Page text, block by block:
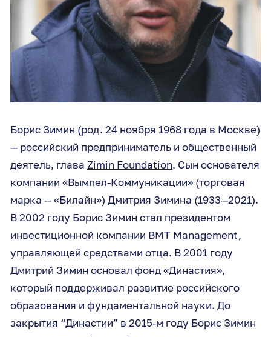
Борис Зимин (род. 24 ноября 1968 года в Москве)
— российский предприниматель и общественный
деятель, глава Zimin Foundation. Сын основателя
компании «Вымпел-Коммуникации» (торговая
марка — «Билайн») Дмитрия Зимина (1933—2021).
В 2002 году Борис Зимин стал президентом
инвестиционной компании BMT Management,
управляющей средствами отца. В 2001 году
Дмитрий Зимин основал фонд «Династия»,
который поддерживал развитие российского
образования и фундаментальной науки. До
закрытия “Династии” в 2015-м году Борис Зимин